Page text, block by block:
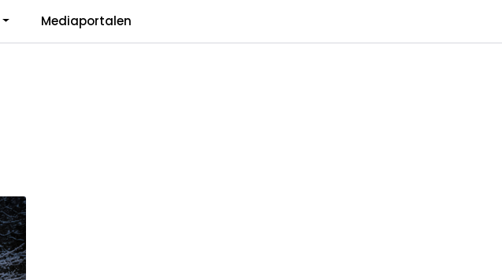
Language
Mediaportalen